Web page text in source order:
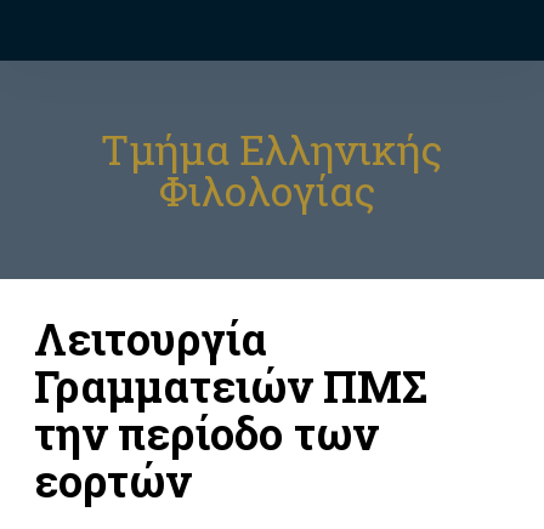
Τμήμα Ελληνικής
Φιλολογίας
Λειτουργία
Γραμματειών ΠΜΣ
την περίοδο των
εορτών